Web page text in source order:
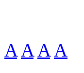
A A A A